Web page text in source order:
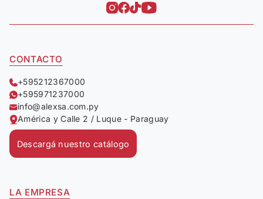
CONTACTO
+595212367000
+595971237000
info@alexsa.com.py
América y Calle 2 / Luque - Paraguay
Descargá nuestro catálogo
LA EMPRESA